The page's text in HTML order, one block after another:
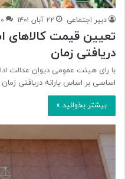
دبیر اجتماعی ۲۲ آبان ۱۴۰۱ ۰
تعیین قیمت کالاهای
دریافتی زمان
با رای هیئت عمومی دیوان عدالت
اساسی بر اساس یارانه دریافتی
بیشتر بخوانید »